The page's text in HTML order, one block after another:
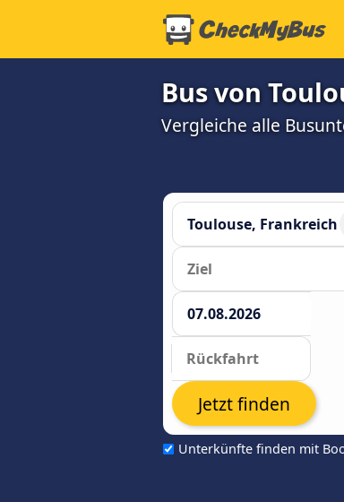
Bus von
Vergleiche alle
Unterkünfte finden mit
Jetzt finden